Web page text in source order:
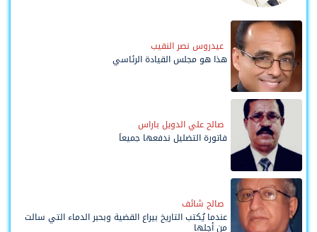
عيدروس نصر النقيب
هذا هو مجلس القيادة الرئاسي
صالح علي الدويل باراس
فاتورة التضليل ندفعها جميعاً
صالح شائف
عندما يُكتب التاريخ بيراع القضية وبحبر الدماء التي سالت
من أجلها